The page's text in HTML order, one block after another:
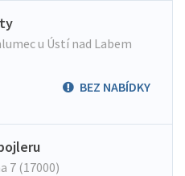
u Ústí nad Labem
BEZ NABÍDKY
7 (17000)